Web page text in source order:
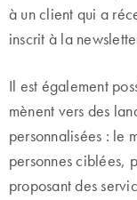
à un client qui a
inscrit à la
Il est également
mènent vers des
personnalisées : le
personnes ciblées,
proposant des